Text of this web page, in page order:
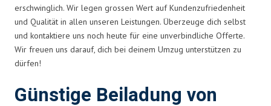
erschwinglich. Wir legen grossen Wert auf Kundenzufriedenheit
und Qualität in allen unseren Leistungen. Überzeuge dich selbst
und kontaktiere uns noch heute für eine unverbindliche Offerte.
Wir freuen uns darauf, dich bei deinem Umzug unterstützen zu
dürfen!
Günstige Beiladung von